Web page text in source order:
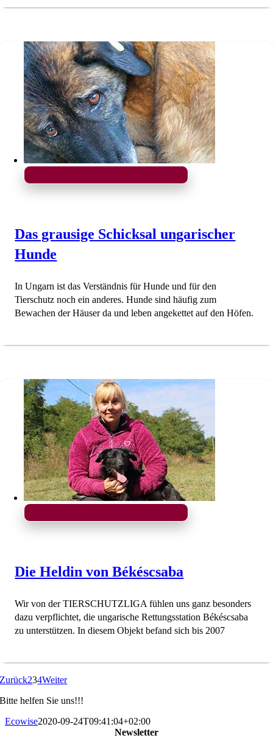
Das grausige Schicksal ungarischer
Hunde
In Ungarn ist das Verständnis für Hunde und für den
Tierschutz noch ein anderes. Hunde sind häufig zum
Bewachen der Häuser da und leben angekettet auf den Höfen.
Die Heldin von Békéscsaba
Wir von der TIERSCHUTZLIGA fühlen uns ganz besonders
dazu verpflichtet, die ungarische Rettungsstation Békéscsaba
zu unterstützen. In diesem Objekt befand sich bis 2007
Zurück234Weiter
Bitte helfen Sie uns!!!
Ecowise2020-09-24T09:41:04+02:00
Newsletter